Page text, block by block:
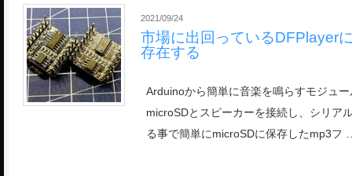
2021/09/24
市場に出回っているDFPlayer
存在する
Arduinoから簡単に音楽を鳴らすモジュ
microSDとスピーカーを接続し、シリア
る事で簡単にmicroSDに保存したmp3フ